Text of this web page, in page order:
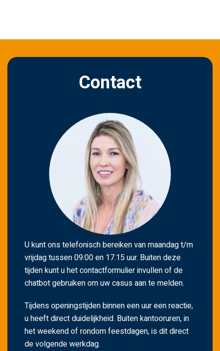
Contact
U kunt ons telefonisch bereiken van maandag t/m
vrijdag tussen 09:00 en 17.15 uur. Buiten deze
tijden kunt u het contactformulier invullen of de
chatbot gebruiken om uw casus aan te melden.
Tijdens openingstijden binnen een uur een reactie,
u heeft direct duidelijkheid. Buiten kantooruren, in
het weekend of rondom feestdagen, is dit direct
de volgende werkdag.